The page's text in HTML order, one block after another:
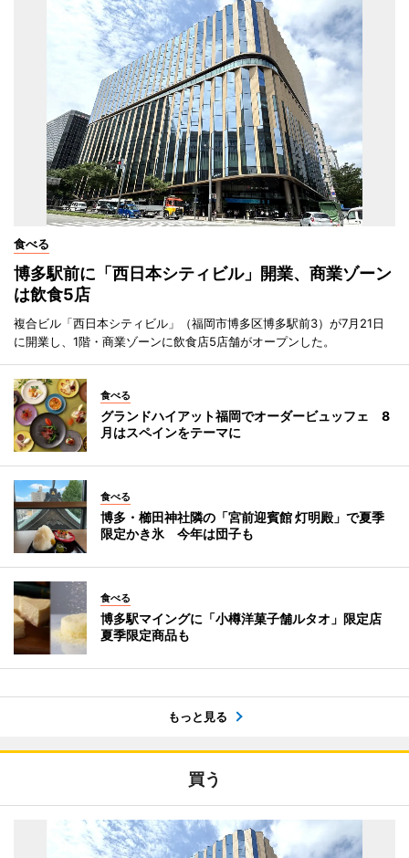
食べる
博多駅前に「西日本シティビル」開業、商業ゾーン
は飲食5店
複合ビル「西日本シティビル」（福岡市博多区博多駅前3）が7月21日
に開業し、1階・商業ゾーンに飲食店5店舗がオープンした。
食べる
グランドハイアット福岡でオーダービュッフェ 8
月はスペインをテーマに
食べる
博多・櫛田神社隣の「宮前迎賓館 灯明殿」で夏季
限定かき氷 今年は団子も
食べる
博多駅マイングに「小樽洋菓子舗ルタオ」限定店
夏季限定商品も
もっと見る
買う